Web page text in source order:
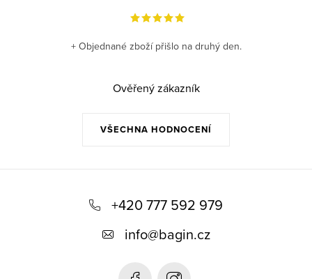
VŠECHNA HODNOCENÍ
+ Objednané zboží přišlo na druhý den.
Ověřený zákazník
+420 777 592 979
info@bagin.cz